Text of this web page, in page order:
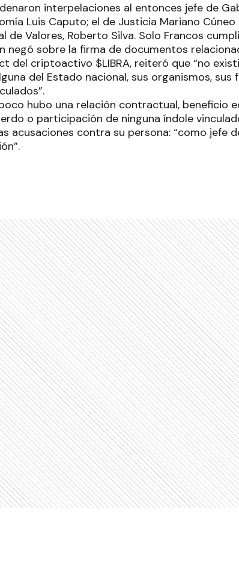
interpelaciones al entonces jefe de
Luis Caputo; el de Justicia Mariano
de Valores, Roberto Silva. Solo Francos
negó sobre la firma de documentos
del criptoactivo $LIBRA, reiteró que “no
del Estado nacional, sus organismos, sus
hubo una relación contractual, beneficio
o participación de ninguna índole
acusaciones contra su persona: “como jefe